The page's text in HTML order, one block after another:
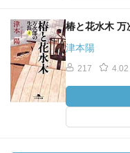
椿と花水木 万
津本陽
217 4.02